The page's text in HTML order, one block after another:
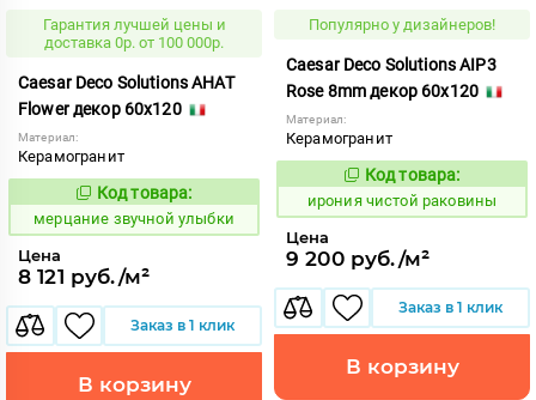
Гарантия лучшей цены и
доставка 0р. от 100 000р.
Caesar Deco Solutions AHAT
Flower декор 60x120
Материал:
Керамогранит
972611
Код товара:
мерцание звучной улыбки
Цена
8 121 руб./м²
Заказ в 1 клик
В корзину
Популярно у дизайнеров!
Caesar Deco Solutions AIP3
Rose 8mm декор 60x120
Материал:
Керамогранит
1108328
Код товара:
ирония чистой раковины
Цена
9 200 руб./м²
Заказ в 1 клик
В корзину